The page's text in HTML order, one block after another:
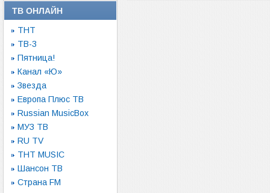
ТВ ОНЛАЙН
ТНТ
ТВ-3
Пятница!
Канал «Ю»
Звезда
Европа Плюс ТВ
Russian MusicBox
МУЗ ТВ
RU TV
ТНТ MUSIC
Шансон ТВ
Страна FM